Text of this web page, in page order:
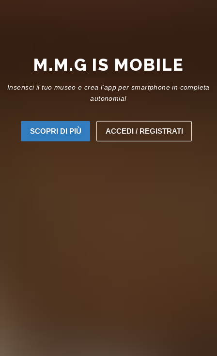
M.M.G IS MOBILE
Inserisci il tuo museo e crea l'app per smartphone in completa
autonomia!
SCOPRI DI PIÙ ACCEDI / REGISTRATI